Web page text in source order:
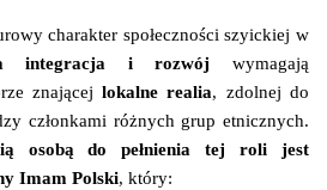
charakter społeczności szyickiej w
integracja i rozwój wymagają
znającej lokalne realia, zdolnej do
członkami różnych grup etnicznych.
osobą do pełnienia tej roli jest
Imam Polski, który: